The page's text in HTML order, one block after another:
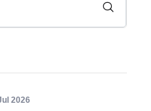
2026